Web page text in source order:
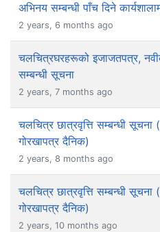
अभिनय सम्बन्धी पाँच दिने
2 years, 6 months ago
चलचित्रघरहरूको इजाजतपत्र,
सम्बन्धी सूचना
2 years, 7 months ago
चलचित्र छात्रवृत्ति सम्बन्धी
गोरखापत्र दैनिक)
2 years, 8 months ago
चलचित्र छात्रवृत्ति सम्बन्धी
गोरखापत्र दैनिक)
2 years, 10 months ago